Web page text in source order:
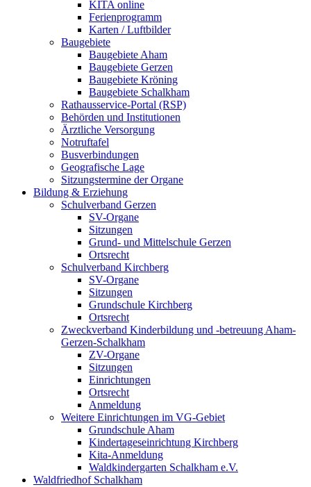
KITA online
Ferienprogramm
Karten / Luftbilder
Baugebiete
Baugebiete Aham
Baugebiete Gerzen
Baugebiete Kröning
Baugebiete Schalkham
Rathausservice-Portal (RSP)
Behörden und Institutionen
Ärztliche Versorgung
Notruftafel
Busverbindungen
Geografische Lage
Sitzungstermine der Organe
Bildung & Erziehung
Schulverband Gerzen
SV-Organe
Sitzungen
Grund- und Mittelschule Gerzen
Ortsrecht
Schulverband Kirchberg
SV-Organe
Sitzungen
Grundschule Kirchberg
Ortsrecht
Zweckverband Kinderbildung und -betreuung Aham-
Gerzen-Schalkham
ZV-Organe
Sitzungen
Einrichtungen
Ortsrecht
Anmeldung
Weitere Einrichtungen im VG-Gebiet
Grundschule Aham
Kindertageseinrichtung Kirchberg
Kita-Anmeldung
Waldkindergarten Schalkham e.V.
Waldfriedhof Schalkham